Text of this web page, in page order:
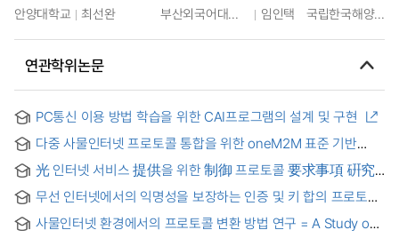
안양대학교 최선완 부산외국어대학교 임인택 국립한국해양대학교
연관학위논문
PC통신 이용 방법 학습을 위한 CAI프로그램의 설계 및 구현
다중 사물인터넷 프로토콜 통합을 위한 oneM2M 표준 기반
프록시를 사용한 인터워킹 모델에 관한 연구 = A study on
interworking model using oneM2M standard-based proxy
for integration of various IoT protocols
光 인터넷 서비스 提供을 위한 制御 프로토콜 要求事項 硏究
services on optical internet
무선 인터넷에서의 익명성을 보장하는 인증 및 키 합의 프로토콜
Anonymity in the Wireless Internet
사물인터넷 환경에서의 프로토콜 변환 방법 연구 = A Study on